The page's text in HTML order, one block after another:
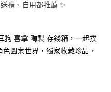
費
禮、自用都推薦 ✨
狗 喜拿 陶製 存錢箱，一起撲
圖案世界，獨家收藏珍品，